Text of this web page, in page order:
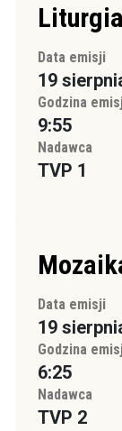
Liturgia
Data emisji
19
Godzina
9:55
Nadawca
TVP 1
Data emisji
19
Godzina
6:25
Nadawca
TVP 2